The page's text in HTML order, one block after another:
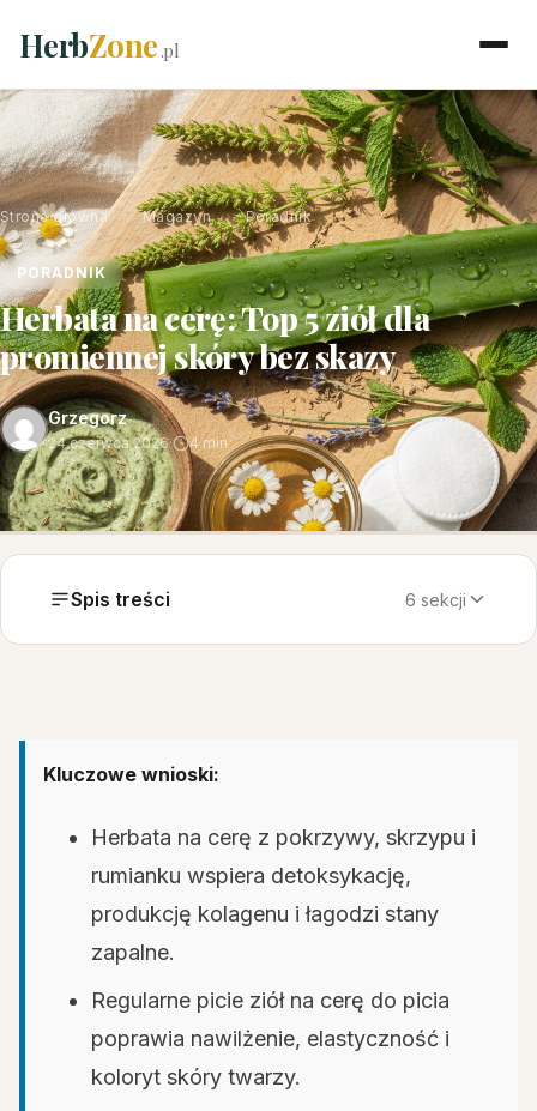
HerbZone.pl
Strona główna › Magazyn › Poradnik
PORADNIK
Herbata na cerę: Top 5 ziół dla
promiennej skóry bez skazy
Grzegorz
24 czerwca 2026· 4 min
Spis treści 6 sekcji
Kluczowe wnioski:
Herbata na cerę z pokrzywy, skrzypu i
rumianku wspiera detoksykację,
produkcję kolagenu i łagodzi stany
zapalne.
Regularne picie ziół na cerę do picia
poprawia nawilżenie, elastyczność i
koloryt skóry twarzy.